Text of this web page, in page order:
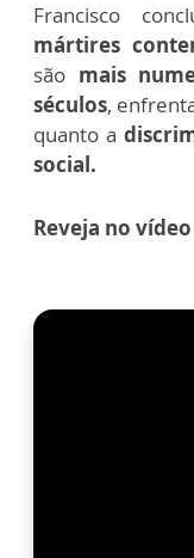
Francisco
mártires
são mais
séculos,
quanto a
social.
Reveja no